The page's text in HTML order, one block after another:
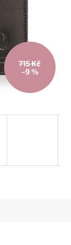
715 Kč
–9 %